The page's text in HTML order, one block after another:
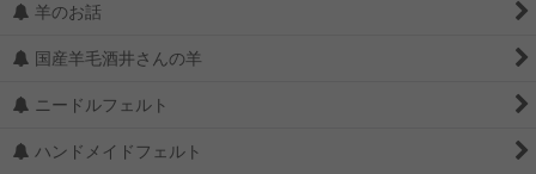
羊のお話
国産羊毛酒井さんの羊
ニードルフェルト
ハンドメイドフェルト